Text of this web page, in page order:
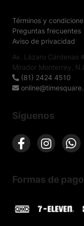
Términos y
Preguntas frecuentes
Aviso de privacidad
Av. Lázaro Cárdenas
Mirador Monterrey,
(81) 2424 4510
Síguenos
Formas de pago